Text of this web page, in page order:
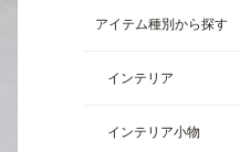
アイテム種別から探す
インテリア
インテリア小物